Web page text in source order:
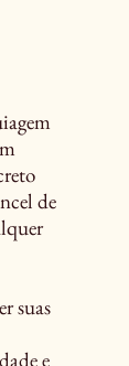
de
suas
e